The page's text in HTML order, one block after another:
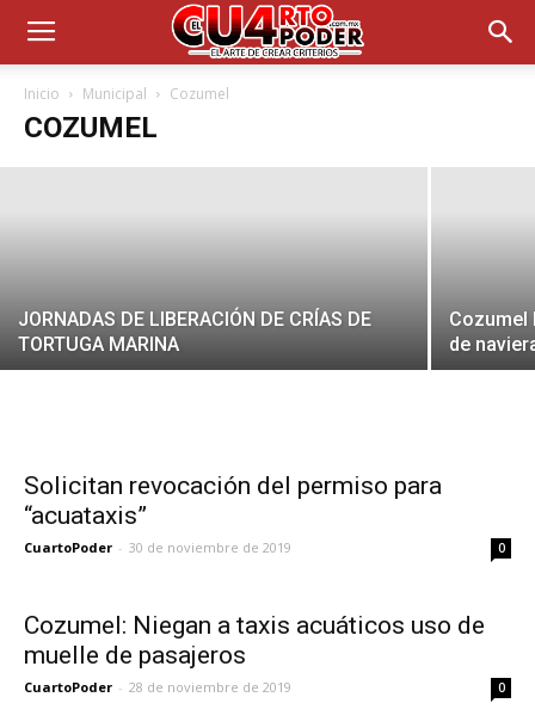
Inicio Municipal Cozumel
COZUMEL
Asesinan en Punta Allen a ‘El Pícaro’, ex
líder criminal de Cozumel
CuartoPoder - 27 de noviembre de 2021
JORNADAS DE LIBERACIÓN DE CRÍAS DE
TORTUGA MARINA
Cozumel
de
Solicitan revocación del permiso para
“acuataxis”
CuartoPoder - 30 de noviembre de 2019 0
Cozumel: Niegan a taxis acuáticos uso de
muelle de pasajeros
CuartoPoder - 28 de noviembre de 2019 0